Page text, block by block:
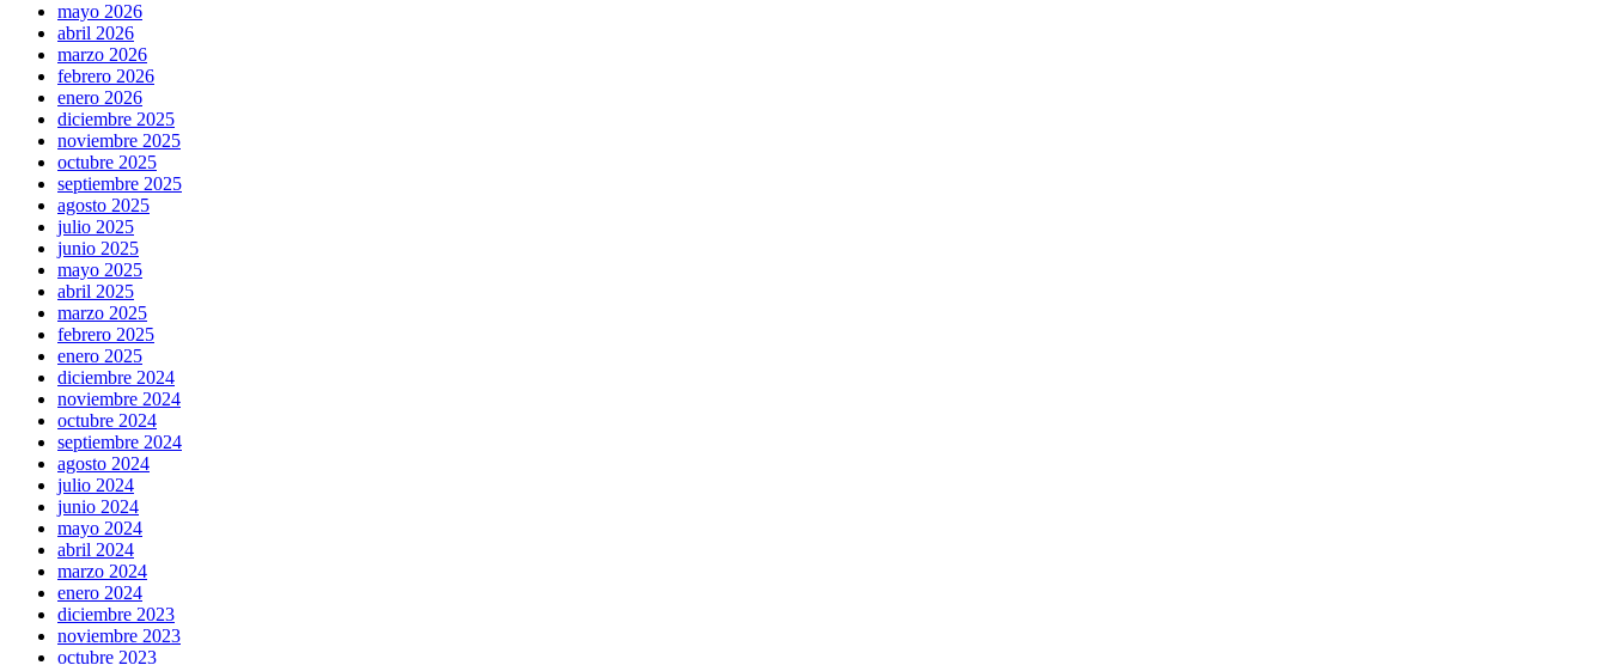
mayo 2026
abril 2026
marzo 2026
febrero 2026
enero 2026
diciembre 2025
noviembre 2025
octubre 2025
septiembre 2025
agosto 2025
julio 2025
junio 2025
mayo 2025
abril 2025
marzo 2025
febrero 2025
enero 2025
diciembre 2024
noviembre 2024
octubre 2024
septiembre 2024
agosto 2024
julio 2024
junio 2024
mayo 2024
abril 2024
marzo 2024
enero 2024
diciembre 2023
noviembre 2023
octubre 2023